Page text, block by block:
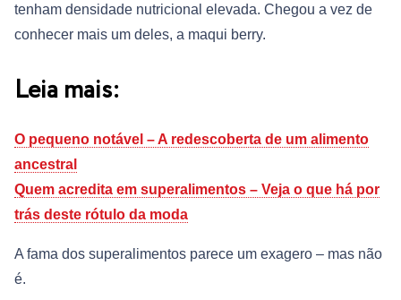
tenham densidade nutricional elevada. Chegou a vez de
conhecer mais um deles, a maqui berry.
Leia mais:
O pequeno notável – A redescoberta de um alimento
ancestral
Quem acredita em superalimentos – Veja o que há por
trás deste rótulo da moda
A fama dos superalimentos parece um exagero – mas não
é.